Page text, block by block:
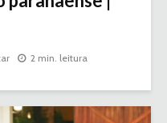
2 min. leitura